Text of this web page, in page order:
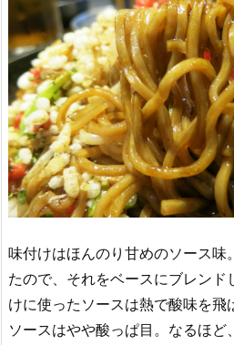
味付けはほんのり甘めのソース味
たので、それをベースにブレンド
けに使ったソースは熱で酸味を飛
ソースはやや酸っぱ目。なるほ